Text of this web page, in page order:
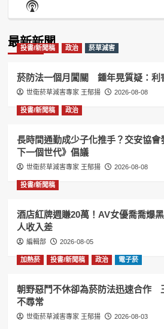
Show
Podcast
最新新聞
投書/新聞稿 政治 菸草減害
菸防法一個月闖關 鍾年晃質疑：利
世衛菸草減害專家 王郁揚 2026-08-08
投書/新聞稿 政治
長時間通勤成少子化推手？交安協會
下一個世代》倡議
世衛菸草減害專家 王郁揚 2026-08-08
投書/新聞稿
酒店紅牌週賺20萬！AV女優喬喬爆
人收入差
編輯部 2026-08-05
加熱菸 投書/新聞稿 政治 電子菸
朝野惡鬥不休卻為菸防法迅速合作
不尋常
世衛菸草減害專家 王郁揚 2026-08-03